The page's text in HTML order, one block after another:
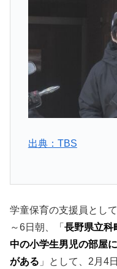
出典：TBS
学童保育の支援員とし
～6日朝、「 長野県立科
中の小学生男児の部屋
がある 」として、2月4